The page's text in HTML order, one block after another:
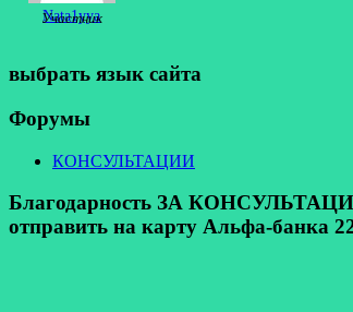
Nata1yya
Участник
выбрать язык сайта
Форумы
КОНСУЛЬТАЦИИ
Благодарность ЗА
отправить на карту Альфа-банка